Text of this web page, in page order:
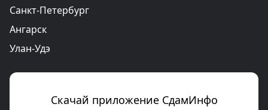
Санкт-Петербург
Ангарск
Улан-Удэ
Скачай приложение СдамИнфо